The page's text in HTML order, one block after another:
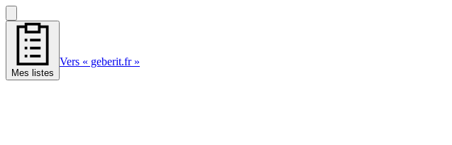
Mes listes
Vers « geberit.fr »